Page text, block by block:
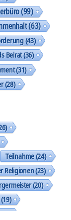
(99)
(63)
(43)
Beirat(36)
(31)
(28)
Teilnahme(24)
Religionen(23)
(20)
(19)